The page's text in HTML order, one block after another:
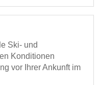
Ski- und
Konditionen
vor Ihrer Ankunft im